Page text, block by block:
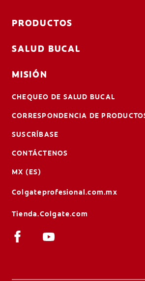
PRODUCTOS
SALUD BUCAL
MISIÓN
CHEQUEO DE SALUD BUCAL
CORRESPONDENCIA DE
SUSCRÍBASE
CONTÁCTENOS
MX (ES)
Colgateprofesional.com.mx
Tienda.Colgate.com